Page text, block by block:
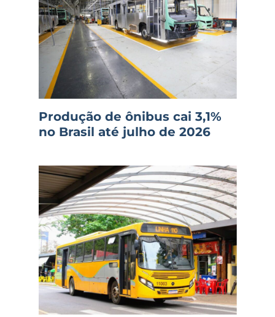
Produção de ônibus cai 3,1%
no Brasil até julho de 2026